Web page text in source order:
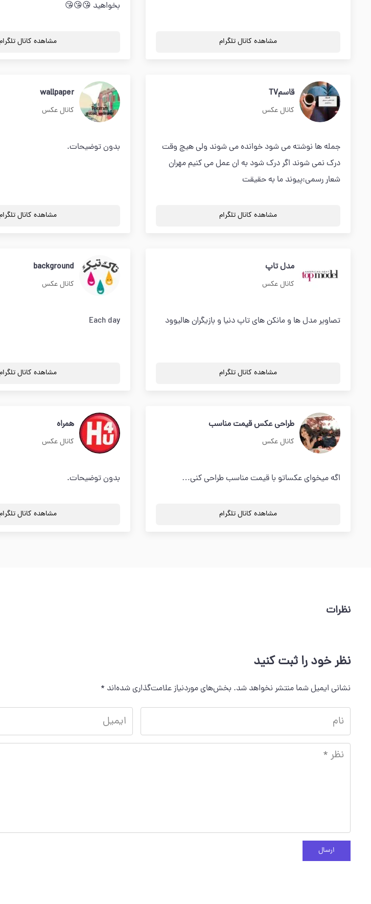
مشاهده کانال تلگرام
بخواهید 😘😘😘
مشاهده کانال
قاسمTV
کانال عکس
جمله ها نوشته می شود خوانده می شوند ولی هیچ وقت
درک نمی شوند اگر درک شود به ان عمل می کنیم مهران
شعار رسمی:پیوند ما به حقیقت
مشاهده کانال تلگرام
wallpaper
کانال عکس
بدون توضیحات.
مشاهده کانال
مدل تاپ
کانال عکس
تصاویر مدل ها و مانکن های تاپ دنیا و بازیگران هالیوود
مشاهده کانال تلگرام
background
کانال عکس
Each day
مشاهده کانال
طراحی عکس قیمت مناسب
کانال عکس
اگه ميخواي عكساتو با قيمت مناسب طراحي كني…
مشاهده کانال تلگرام
همراه
کانال عکس
بدون توضیحات.
مشاهده کانال
نظرات
نظر خود را ثبت کنید
نشانی ایمیل شما منتشر نخواهد شد. بخش‌های موردنیاز علامت‌گذاری شده‌اند *
ارسال